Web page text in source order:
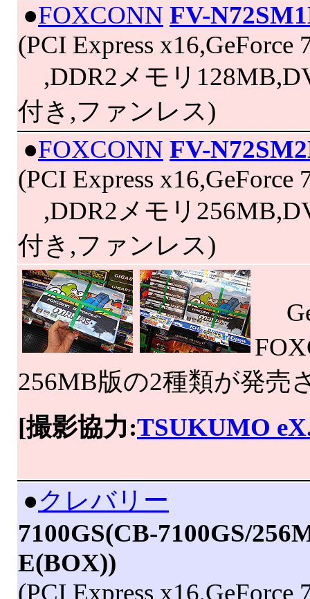
●FOXCONN FV-
(PCI Express x16,GeForce
,DDR2メモリ
付き,ファンレス)
●FOXCONN FV-
(PCI Express x16,GeForce
,DDR2メモリ
付き,ファンレス)
256MB版の2種類が発売
[撮影協力:TSUKUMO
●クレバリー
7100GS(CB-7100GS/
E(BOX))
(PCI Express x16,GeForce